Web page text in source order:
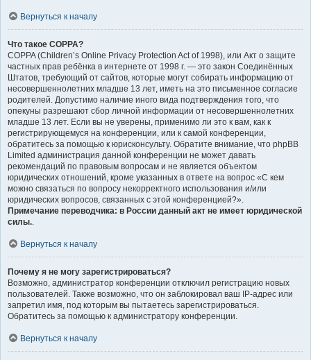
Вернуться к началу
Что такое COPPA?
COPPA (Children’s Online Privacy Protection Act of 1998), или Акт о защите
частных прав ребёнка в интернете от 1998 г. — это закон Соединённых
Штатов, требующий от сайтов, которые могут собирать информацию от
несовершеннолетних младше 13 лет, иметь на это письменное согласие
родителей. Допустимо наличие иного вида подтверждения того, что
опекуны разрешают сбор личной информации от несовершеннолетних
младше 13 лет. Если вы не уверены, применимо ли это к вам, как к
регистрирующемуся на конференции, или к самой конференции,
обратитесь за помощью к юрисконсульту. Обратите внимание, что phpBB
Limited администрация данной конференции не может давать
рекомендаций по правовым вопросам и не является объектом
юридических отношений, кроме указанных в ответе на вопрос «С кем
можно связаться по вопросу некорректного использования и/или
юридических вопросов, связанных с этой конференцией?».
Примечание переводчика: в России данный акт не имеет юридической
силы.
Вернуться к началу
Почему я не могу зарегистрироваться?
Возможно, администратор конференции отключил регистрацию новых
пользователей. Также возможно, что он заблокировал ваш IP-адрес или
запретил имя, под которым вы пытаетесь зарегистрироваться.
Обратитесь за помощью к администратору конференции.
Вернуться к началу